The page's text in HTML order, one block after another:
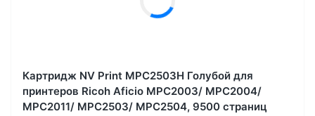
Картридж NV Print MPC2503H Голубой для
принтеров Ricoh Aficio MPC2003/ MPC2004/
MPC2011/ MPC2503/ MPC2504, 9500 страниц